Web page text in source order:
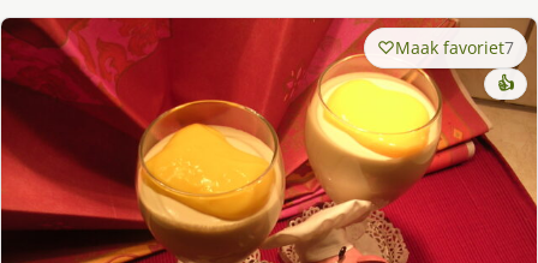
Maak favoriet7
👍